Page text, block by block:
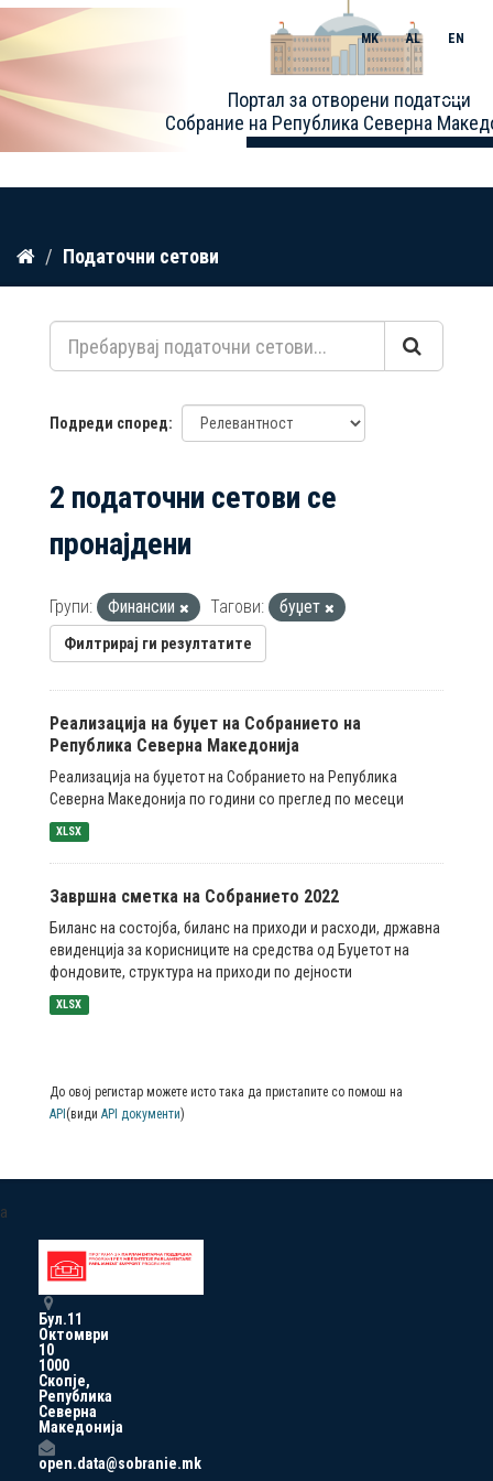
Прескокнете
содржина
Портал за отворени податоци
Собрание на Република Северна
MK AL EN
Toggle
Податочни сетови
Подреди според
2 податочни сетови се
пронајдени
Групи: Финансии Тагови: буџет
Филтрирај ги резултатите
Реализација на буџет на Собранието на
Република Северна Македонија
Реализација на буџетот на Собранието на Република
Северна Македонија по години со преглед по месеци
XLSX
Завршна сметка на Собранието 2022
Биланс на состојба, биланс на приходи и расходи, државна
евиденција за корисниците на средства од Буџетот на
фондовите, структура на приходи по дејности
XLSX
До овој регистар можете исто така да пристапите со помош на
API (види API документи)
a
Бул.11
Октомври
10
1000
Скопје,
Република
Северна
Македонија
open.data@sobranie.mk